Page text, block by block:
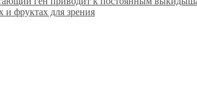
и фруктах для зрения